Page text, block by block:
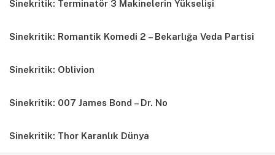
Sinekritik: Terminatör 3 Makinelerin Yükselişi
Sinekritik: Romantik Komedi 2 – Bekarlığa Veda Partisi
Sinekritik: Oblivion
Sinekritik: 007 James Bond – Dr. No
Sinekritik: Thor Karanlık Dünya